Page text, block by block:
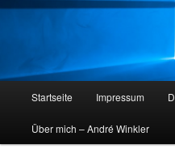
Startseite Impressum
Über mich – André Winkler